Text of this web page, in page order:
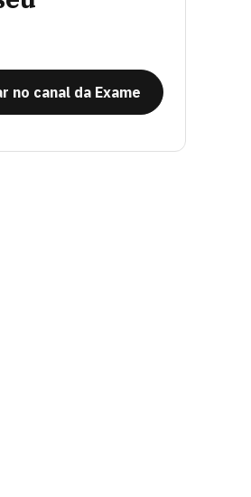
no canal da Exame